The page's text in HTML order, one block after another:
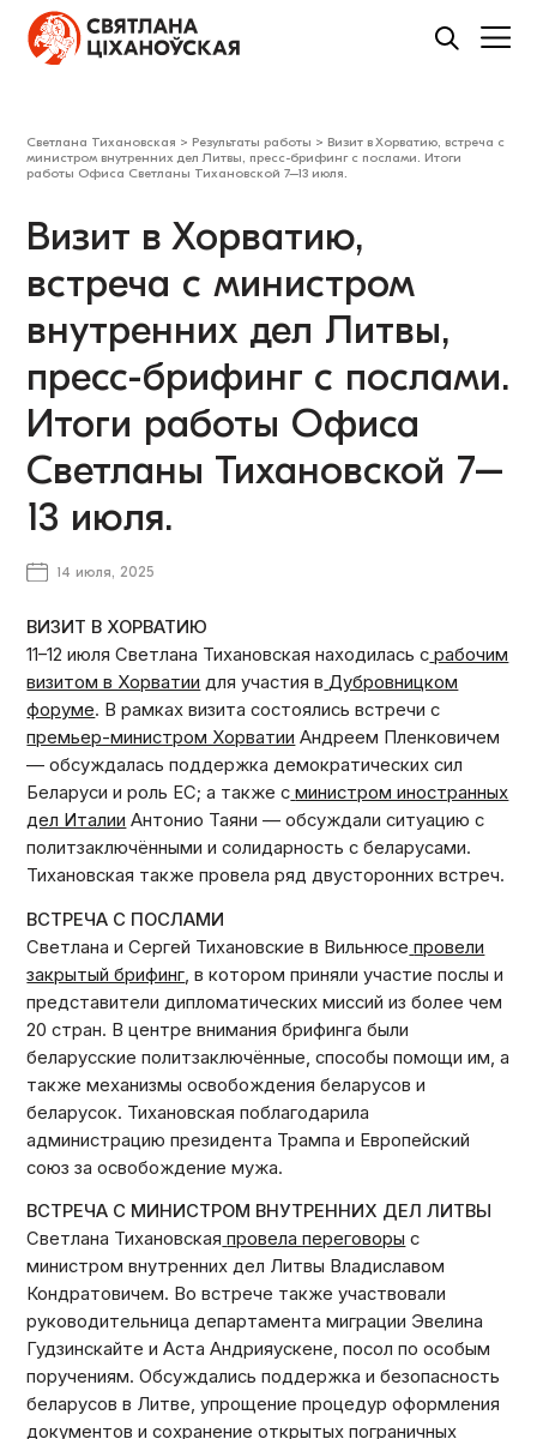
Светлана Тихановская > Результаты работы > Визит в Хорватию, встреча с
министром внутренних дел Литвы, пресс-брифинг с послами. Итоги
работы Офиса Светланы Тихановской 7–13 июля.
Визит в Хорватию,
встреча с министром
внутренних дел Литвы,
пресс-брифинг с послами.
Итоги работы Офиса
Светланы Тихановской 7–
13 июля.
14 июля, 2025
ВИЗИТ В ХОРВАТИЮ
11–12 июля Светлана Тихановская находилась с рабочим
визитом в Хорватии для участия в Дубровницком
форуме. В рамках визита состоялись встречи с
премьер-министром Хорватии Андреем Пленковичем
— обсуждалась поддержка демократических сил
Беларуси и роль ЕС; а также с министром иностранных
дел Италии Антонио Таяни — обсуждали ситуацию с
политзаключёнными и солидарность с беларусами.
Тихановская также провела ряд двусторонних встреч.
ВСТРЕЧА С ПОСЛАМИ
Светлана и Сергей Тихановские в Вильнюсе провели
закрытый брифинг, в котором приняли участие послы и
представители дипломатических миссий из более чем
20 стран. В центре внимания брифинга были
беларусские политзаключённые, способы помощи им, а
также механизмы освобождения беларусов и
беларусок. Тихановская поблагодарила
администрацию президента Трампа и Европейский
союз за освобождение мужа.
ВСТРЕЧА С МИНИСТРОМ ВНУТРЕННИХ ДЕЛ ЛИТВЫ
Светлана Тихановская провела переговоры с
министром внутренних дел Литвы Владиславом
Кондратовичем. Во встрече также участвовали
руководительница департамента миграции Эвелина
Гудзинскайте и Аста Андрияускене, посол по особым
поручениям. Обсуждались поддержка и безопасность
беларусов в Литве, упрощение процедур оформления
документов и сохранение открытых пограничных